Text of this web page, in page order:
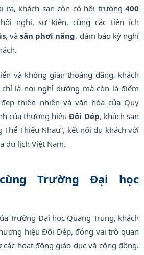
ra, khách sạn còn có hội trường 400
nghị, sự kiện, cùng các tiện ích
, vàsân phơi nắng, đảm bảo kỳ nghỉ
và không gian thoáng đãng, khách
chỉ là nơi nghỉ dưỡng mà còn là điểm
thiên nhiên và văn hóa của Quy
của thương hiệuĐôi Dép, khách sạn
Thể Thiếu Nhau”, kết nối du khách với
du lịch Việt Nam.
Trường Đại học
Trường Đại học Quang Trung, khách
hiệu Đôi Dép, đóng vai trò quan
hoạt động giáo dục và cộng đồng.